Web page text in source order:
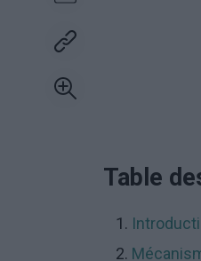
Table